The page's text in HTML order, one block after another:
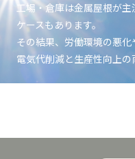
工場・倉庫は金属屋根が
ケースもあります。
その結果、労働環境の悪化
電気代削減と生産性向上